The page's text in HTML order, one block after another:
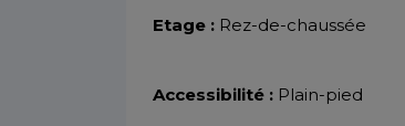
Etage : Rez-de-chaussée
Accessibilité : Plain-pied